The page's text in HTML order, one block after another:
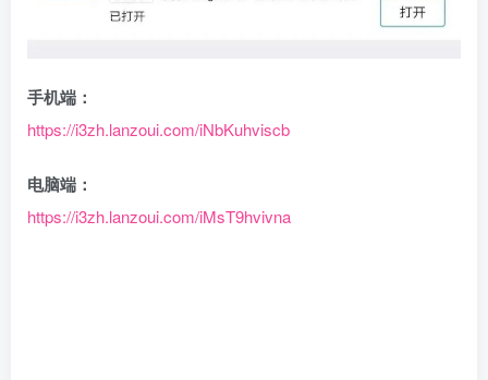
手机端：
https://i3zh.lanzoui.com/iNbKuhviscb
电脑端：
https://i3zh.lanzoui.com/iMsT9hvivna